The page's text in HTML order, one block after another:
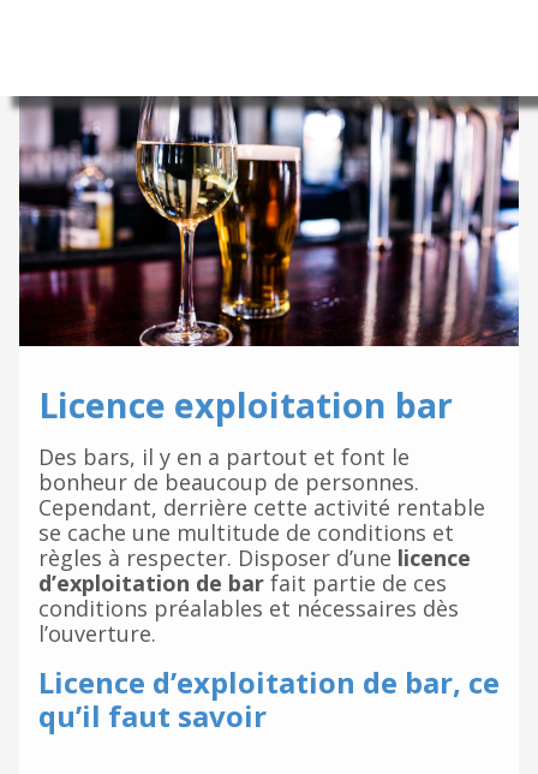
Licence exploitation bar
Des bars, il y en a partout et font le
bonheur de beaucoup de personnes.
Cependant, derrière cette activité rentable
se cache une multitude de conditions et
règles à respecter. Disposer d’une licence
d’exploitation de bar fait partie de ces
conditions préalables et nécessaires dès
l’ouverture.
Licence d’exploitation de bar, ce
qu’il faut savoir